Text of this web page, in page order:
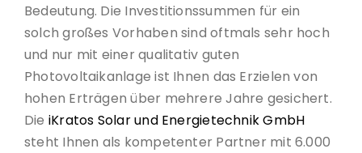
Bedeutung. Die Investitionssummen für ein
solch großes Vorhaben sind oftmals sehr hoch
und nur mit einer qualitativ guten
Photovoltaikanlage ist Ihnen das Erzielen von
hohen Erträgen über mehrere Jahre gesichert.
Die iKratos Solar und Energietechnik GmbH
steht Ihnen als kompetenter Partner mit 6.000